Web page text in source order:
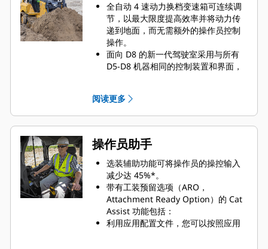
全自动 4 速动力换档变速箱可连续调
节，以最大限度提高效率并将动力传
递到地面，而无需额外的操作员控制
操作。
面向 D8 的新一代驾驶室采用与所有
D5-D8 机器相同的控制装置和界面，
铲刀的尺寸与机器适配，助您以更少
的趟数完成作业。
高架链轮改善了驾驶和平衡，并提高
了穿透力。
标配加长型底盘系统，机器后部配备
更多履带，以实现出色的推土性能。
为您的推土机在出厂时加装选件，以
轻松应对槽沟推土、裂土等任务。
阅读更多
操作员助手
选装辅助功能可将操作员的操控输入
减少达 45%*。
带有工装预留选项（ARO，
Attachment Ready Option）的 Cat
Assist 功能包括：
利用应用配置文件，您可以按照应用